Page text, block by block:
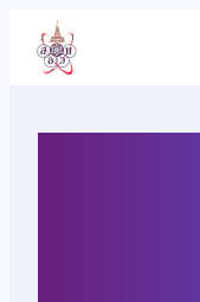
เนื้อหา